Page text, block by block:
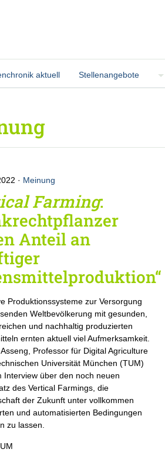
aktuell Stellenangebote
Meinung
Farming:
Anteil an
Produktionssysteme zur Versorgung
Weltbevölkerung mit gesunden,
und nachhaltig produzierten
ernten aktuell viel Aufmerksamkeit.
Professor für Digital Agriculture
Universität München (TUM)
Interview über den noch neuen
des Vertical Farmings, die
der Zukunft unter vollkommen
und automatisierten Bedingungen
zu lassen.